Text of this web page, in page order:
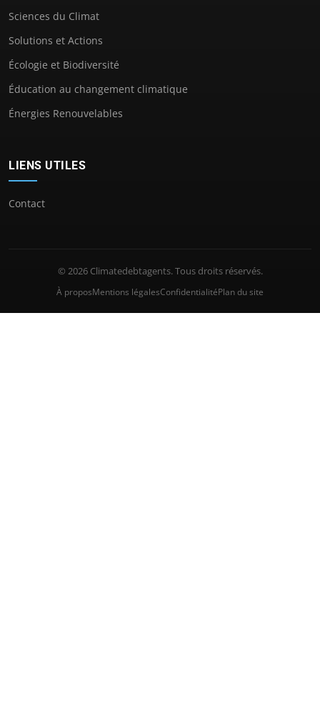
Sciences du Climat
Solutions et Actions
Écologie et Biodiversité
Éducation au changement climatique
Énergies Renouvelables
LIENS UTILES
Contact
© 2026 Climatedebtagents. Tous droits réservés.
À proposMentions légalesConfidentialitéPlan du site